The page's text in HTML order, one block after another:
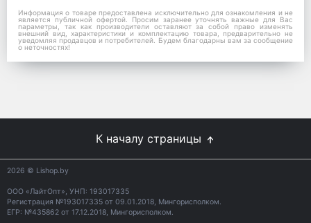
Информация о товаре предоставлена исключительно для ознакомления и не
является публичной офертой. Просим заранее уточнять важные для Вас
параметры, так как производители оставляют за собой право изменять
внешний вид, характеристики и комплектацию товара, предварительно не
уведомляя продавцов и потребителей. Будем благодарны вам за сообщение
о неточностях!
К началу страницы
2026 © Lishop.by
ООО «ЛайтОпт», УНП: 193017335
Регистрация №193017335 от 09.01.2018, Мингорисполком.
ЕГР: №435862 от 17.12.2018, Мингорисполком.